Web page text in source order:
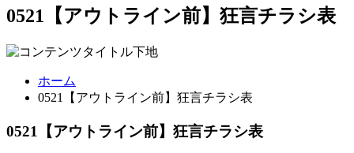
0521【アウトライン前】狂言チラシ表
ホーム
0521【アウトライン前】狂言チラシ表
0521【アウトライン前】狂言チラシ表